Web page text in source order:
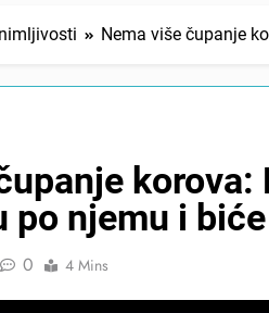
Nema više čupanje
po njemu i
0 4 Mins